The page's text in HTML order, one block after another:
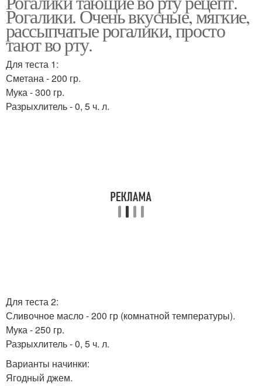
Рогалики. Очень вкусные, мягкие,
рассыпчатые рогалики, просто
тают во рту.
Для теста 1:
Сметана - 200 гр.
Мука - 300 гр.
Разрыхлитель - 0, 5 ч. л.
Для теста 2:
Сливочное масло - 200 гр (комнатной температуры).
Мука - 250 гр.
Разрыхлитель - 0, 5 ч. л.
Варианты начинки:
Ягодный джем.